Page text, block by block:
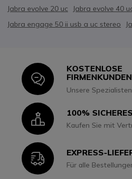
Jabra evolve 20 uc
Jabra evolve 40
Jabra engage 50 ii usb a uc stereo
Icon
KOSTENLOSE
Unsere
Icon100%
Kaufen Sie mit
IconEXPRESS-
Für alle